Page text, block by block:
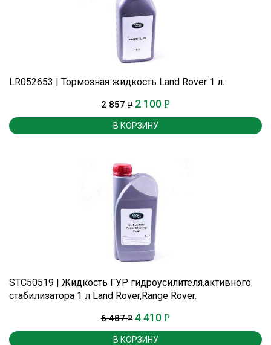
LR052653 | Тормозная жидкость Land Rover 1 л.
2 857Р 2 100 Р
В КОРЗИНУ
STC50519 | Жидкость ГУР гидроусилителя,активного
стабилизатора 1 л Land Rover,Range Rover.
6 487Р 4 410 Р
В КОРЗИНУ